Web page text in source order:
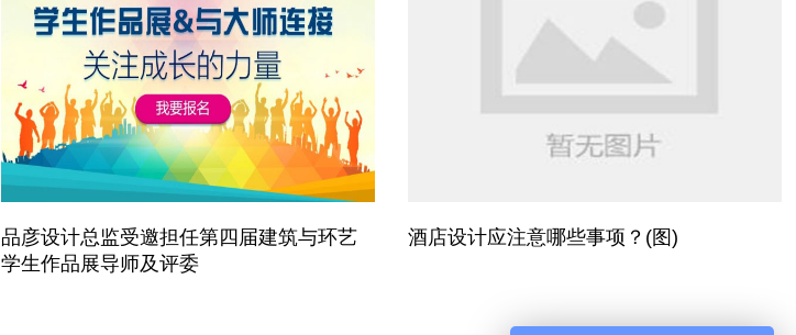
品彦设计总监受邀担任第四届建筑与环艺
学生作品展导师及评委
酒店设计应注意哪些事项？(图)